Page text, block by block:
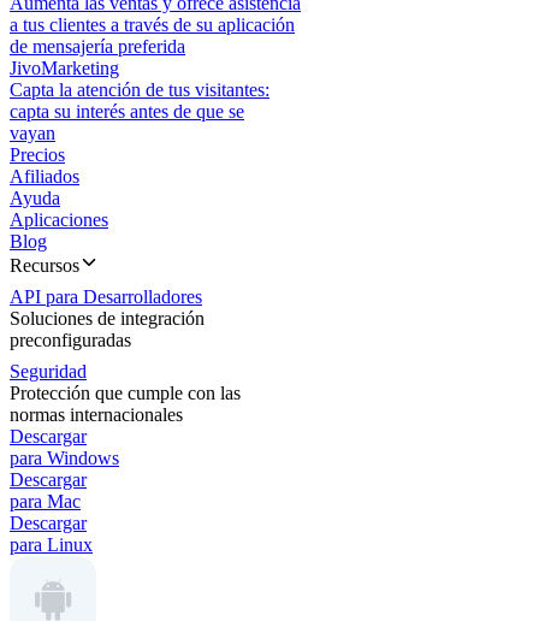
a tus clientes a través de su aplicación
de mensajería preferida
JivoMarketing
Capta la atención de tus visitantes:
capta su interés antes de que se
vayan
Precios
Afiliados
Ayuda
Aplicaciones
Blog
Recursos
API para Desarrolladores
Soluciones de integración
preconfiguradas
Seguridad
Protección que cumple con las
normas internacionales
Descargar
para Windows
Descargar
para Mac
Descargar
para Linux